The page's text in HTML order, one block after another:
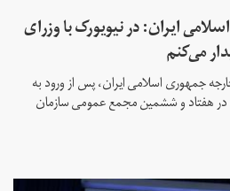
ایران: در نیویورک با وزرای
می‌کنم
جمهوری اسلامی ایران، پس از ورود به
هفتاد و ششمین مجمع عمومی سازمان